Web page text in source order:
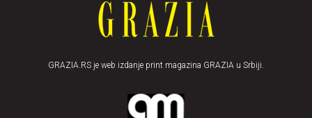
GRAZIA.RS je web izdanje print magazina GRAZIA u Srbiji.